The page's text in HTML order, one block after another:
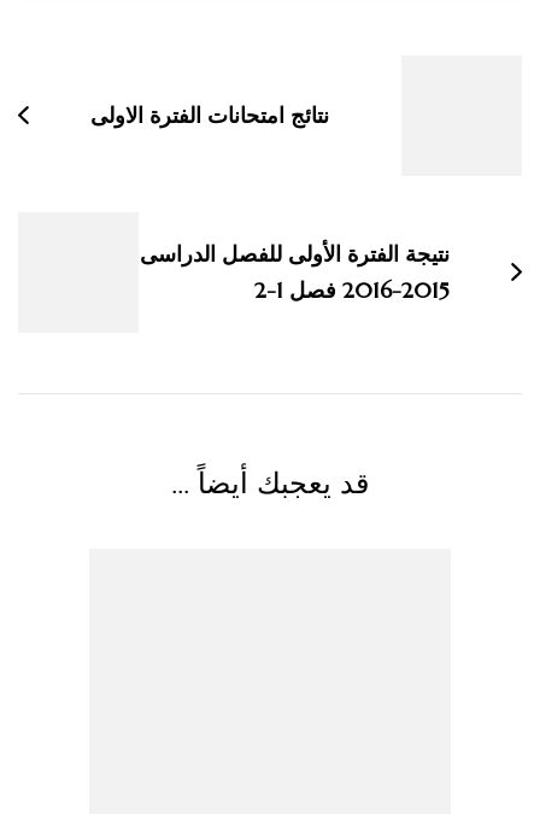
نتائج امتحانات الفترة الاولى
نتيجة الفترة الأولى للفصل الدراسى
2015-2016 فصل 1-2
قد يعجبك أيضاً ...